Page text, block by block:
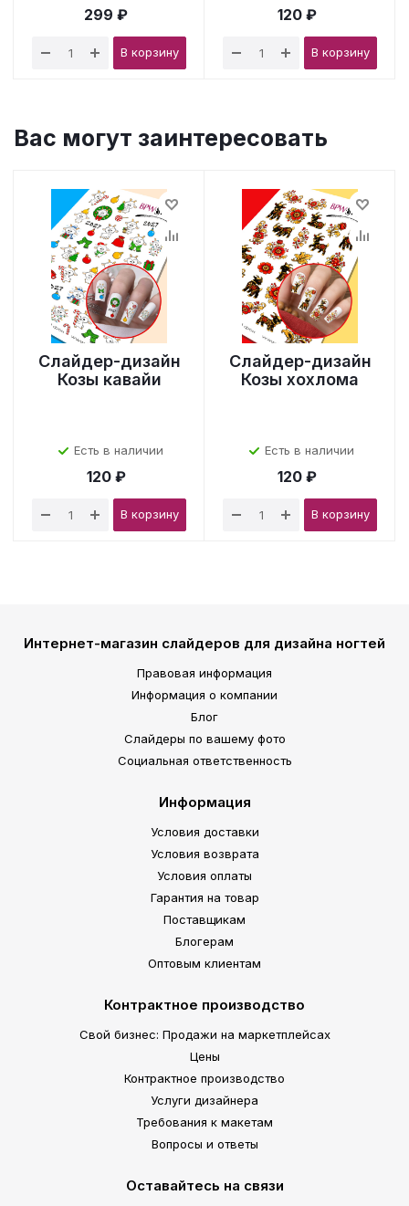
299 ₽
В корзину
120 ₽
В корзину
Вас могут заинтересовать
Слайдер-дизайн
Козы кавайи
Есть в наличии
120 ₽
В корзину
Слайдер-дизайн
Козы хохлома
Есть в наличии
120 ₽
В корзину
Интернет-магазин слайдеров для дизайна ногтей
Правовая информация
Информация о компании
Блог
Слайдеры по вашему фото
Социальная ответственность
Информация
Условия доставки
Условия возврата
Условия оплаты
Гарантия на товар
Поставщикам
Блогерам
Оптовым клиентам
Контрактное производство
Свой бизнес: Продажи на маркетплейсах
Цены
Контрактное производство
Услуги дизайнера
Требования к макетам
Вопросы и ответы
Оставайтесь на связи